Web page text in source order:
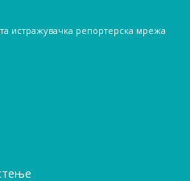
истражувачка репортерска мрежа